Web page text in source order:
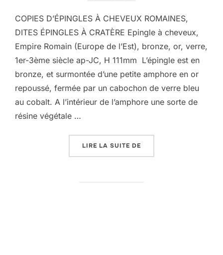
COPIES D’ÉPINGLES À CHEVEUX ROMAINES,
DITES ÉPINGLES À CRATÈRE Epingle à cheveux,
Empire Romain (Europe de l’Est), bronze, or, verre,
1er-3ème siècle ap-JC, H 111mm L’épingle est en
bronze, et surmontée d’une petite amphore en or
repoussé, fermée par un cabochon de verre bleu
au cobalt. A l’intérieur de l’amphore une sorte de
résine végétale …
LIRE LA SUITE DE